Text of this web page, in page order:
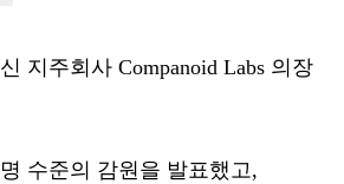
지주회사 Companoid Labs 의장
수준의 감원을 발표했고,